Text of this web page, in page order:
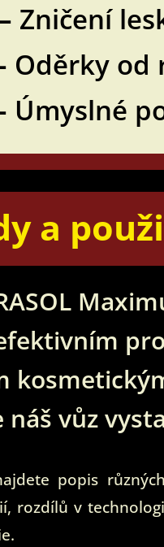
Zničení
Oděrky od
Úmyslné
a
vůz
popis
rozdílů v